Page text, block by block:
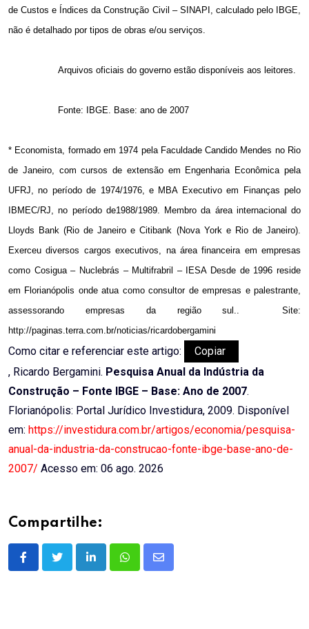
de Custos e Índices da Construção Civil – SINAPI, calculado pelo IBGE,
não é detalhado por tipos de obras e/ou serviços.
Arquivos oficiais do governo estão disponíveis aos leitores.
Fonte: IBGE. Base: ano de 2007
* Economista, formado em 1974 pela Faculdade Candido Mendes no Rio
de Janeiro, com cursos de extensão em Engenharia Econômica pela
UFRJ, no período de 1974/1976, e MBA Executivo em Finanças pelo
IBMEC/RJ, no período de1988/1989. Membro da área internacional do
Lloyds Bank (Rio de Janeiro e Citibank (Nova York e Rio de Janeiro).
Exerceu diversos cargos executivos, na área financeira em empresas
como Cosigua – Nuclebrás – Multifrabril – IESA Desde de 1996 reside
em Florianópolis onde atua como consultor de empresas e palestrante,
assessorando empresas da região sul..
Site:
http://paginas.terra.com.br/noticias/ricardobergamini
Como citar e referenciar este artigo:
Copiar
, Ricardo Bergamini. Pesquisa Anual da Indústria da
Construção – Fonte IBGE – Base: Ano de 2007.
Florianópolis: Portal Jurídico Investidura, 2009. Disponível
em: https://investidura.com.br/artigos/economia/pesquisa-
anual-da-industria-da-construcao-fonte-ibge-base-ano-de-
2007/ Acesso em: 06 ago. 2026
Compartilhe:
LinkedInWhatsappShare